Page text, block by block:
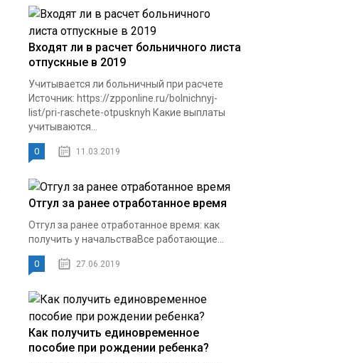
Входят ли в расчет больничного листа
отпускные в 2019
Учитывается ли больничный при расчете
Источник: https://zpponline.ru/bolnichnyj-
list/pri-raschete-otpusknyh Какие выплаты
учитываются...
0 11.03.2019
Отгул за ранее отработанное время
Отгул за ранее отработанное время: как
получить у начальстваВсе работающие...
0 27.06.2019
Как получить единовременное
пособие при рождении ребенка?